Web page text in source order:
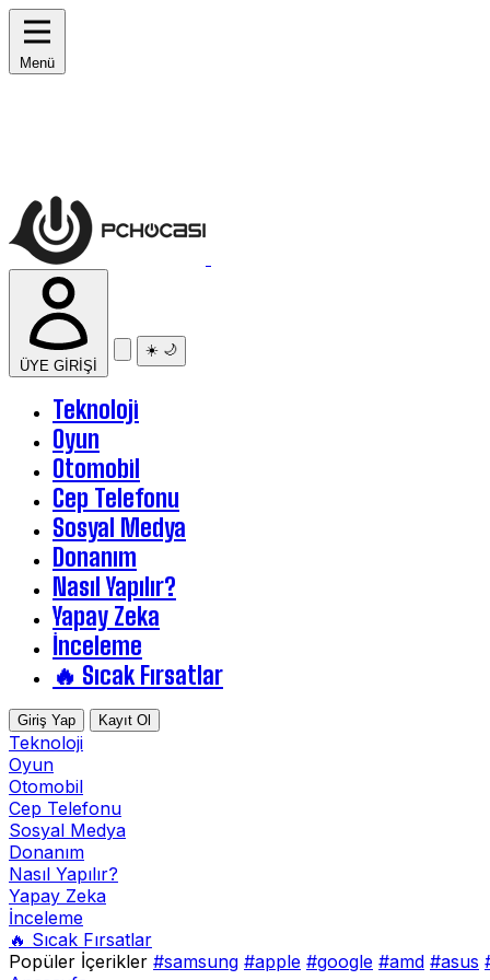
Menü
ÜYE GİRİŞİ
☀️ 🌙
Teknoloji
Oyun
Otomobil
Cep Telefonu
Sosyal Medya
Donanım
Nasıl Yapılır?
Yapay Zeka
İnceleme
🔥 Sıcak Fırsatlar
Giriş Yap Kayıt Ol
Teknoloji
Oyun
Otomobil
Cep Telefonu
Sosyal Medya
Donanım
Nasıl Yapılır?
Yapay Zeka
İnceleme
🔥 Sıcak Fırsatlar
Popüler İçerikler #samsung #apple #google #amd #asus